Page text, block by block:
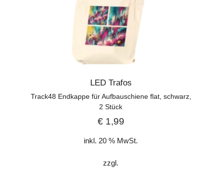
LED Trafos
Track48 Endkappe für Aufbauschiene flat, schwarz,
2 Stück
€1,99
inkl. 20 % MwSt.
zzgl.